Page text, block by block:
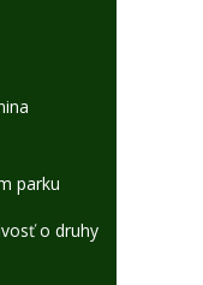
parku
o druhy